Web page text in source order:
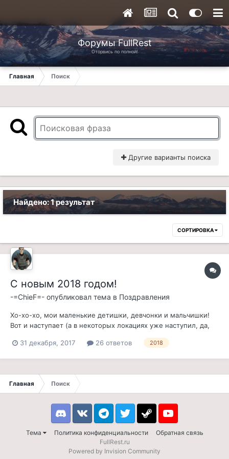
Форумы FullRest
Оторвись по полной!
Главная Поиск
Другие варианты поиска
Найдено: 1 результат
СОРТИРОВКА
С новым 2018 годом!
-=ChieF=- опубликовал тема в Поздравления
Хо-хо-хо, мои маленькие детишки, девчонки и мальчишки!
Вот и наступает (а в некоторых локациях уже наступил, да,
нелегким годом для всех нас: на островах Саммерсет
31 декабря, 2017 26 ответов 2018
Главная Поиск
Тема Политика конфиденциальности Обратная связь
DiscordVK TelegramTwitter Steam Youtube
FullRest.ru
Powered by Invision Community